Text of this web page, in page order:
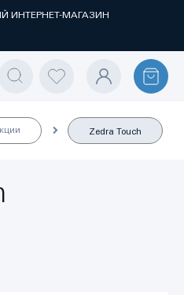
ИНТЕРНЕТ-МАГАЗИН
Zedra Touch